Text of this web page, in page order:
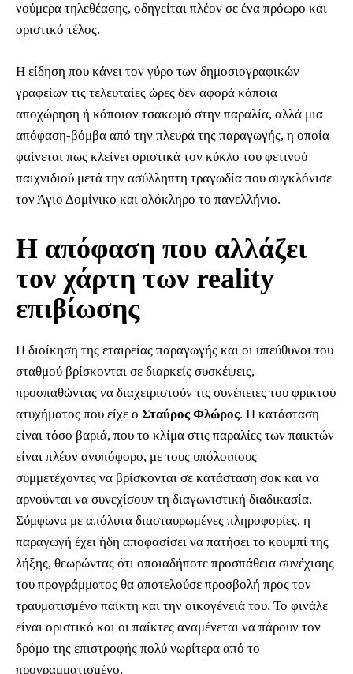
νούμερα τηλεθέασης, οδηγείται πλέον σε ένα πρόωρο και
οριστικό τέλος.
Η είδηση που κάνει τον γύρο των δημοσιογραφικών
γραφείων τις τελευταίες ώρες δεν αφορά κάποια
αποχώρηση ή κάποιον τσακωμό στην παραλία, αλλά μια
απόφαση-βόμβα από την πλευρά της παραγωγής, η οποία
φαίνεται πως κλείνει οριστικά τον κύκλο του φετινού
παιχνιδιού μετά την ασύλληπτη τραγωδία που συγκλόνισε
τον Άγιο Δομίνικο και ολόκληρο το πανελλήνιο.
Η απόφαση που αλλάζει
τον χάρτη των reality
επιβίωσης
Η διοίκηση της εταιρείας παραγωγής και οι υπεύθυνοι του
σταθμού βρίσκονται σε διαρκείς συσκέψεις,
προσπαθώντας να διαχειριστούν τις συνέπειες του φρικτού
ατυχήματος που είχε ο Σταύρος Φλώρος. Η κατάσταση
είναι τόσο βαριά, που το κλίμα στις παραλίες των παικτών
είναι πλέον ανυπόφορο, με τους υπόλοιπους
συμμετέχοντες να βρίσκονται σε κατάσταση σοκ και να
αρνούνται να συνεχίσουν τη διαγωνιστική διαδικασία.
Σύμφωνα με απόλυτα διασταυρωμένες πληροφορίες, η
παραγωγή έχει ήδη αποφασίσει να πατήσει το κουμπί της
λήξης, θεωρώντας ότι οποιαδήποτε προσπάθεια συνέχισης
του προγράμματος θα αποτελούσε προσβολή προς τον
τραυματισμένο παίκτη και την οικογένειά του. Το φινάλε
είναι οριστικό και οι παίκτες αναμένεται να πάρουν τον
δρόμο της επιστροφής πολύ νωρίτερα από το
προγραμματισμένο.